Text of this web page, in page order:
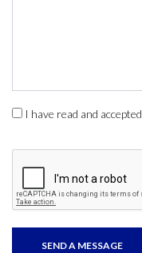
I have read and accepted